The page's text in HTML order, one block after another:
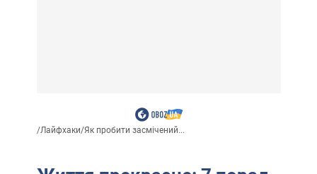
/Лайфхаки/Як пробити засмічений...